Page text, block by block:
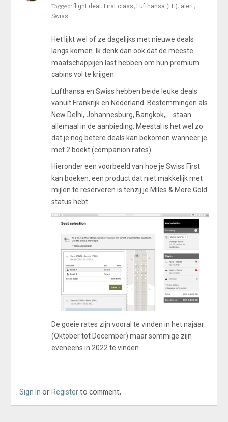
Tagged:flight deal First class Lufthansa (LH) alert
Swiss
Het lijkt wel of ze dagelijks met nieuwe deals
langs komen. Ik denk dan ook dat de meeste
maatschappijen last hebben om hun premium
cabins vol te krijgen.
Lufthansa en Swiss hebben beide leuke deals
vanuit Frankrijk en Nederland. Bestemmingen als
New Delhi, Johannesburg, Bangkok,.....staan
allemaal in de aanbieding. Meestal is het wel zo
dat je nog betere deals kan bekomen wanneer je
met 2 boekt (companion rates).
Hieronder een voorbeeld van hoe je Swiss First
kan boeken, een product dat niet makkelijk met
mijlen te reserveren is tenzij je Miles & More Gold
status hebt.
De goeie rates zijn vooral te vinden in het najaar
(Oktober tot December) maar sommige zijn
eveneens in 2022 te vinden.
Sign In orRegisterto comment.